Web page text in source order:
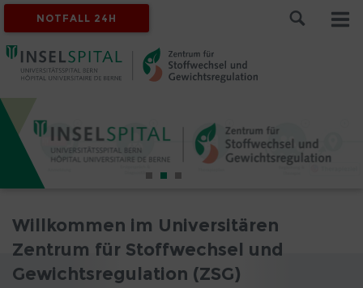
NOTFALL 24H
Willkommen im Universitären
Zentrum für Stoffwechsel und
Gewichtsregulation (ZSG)